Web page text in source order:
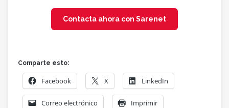
Contacta ahora con Sarenet
Comparte esto:
Facebook X LinkedIn
Correo electrónico Imprimir